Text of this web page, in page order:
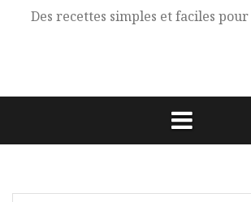
Des recettes simples et faciles